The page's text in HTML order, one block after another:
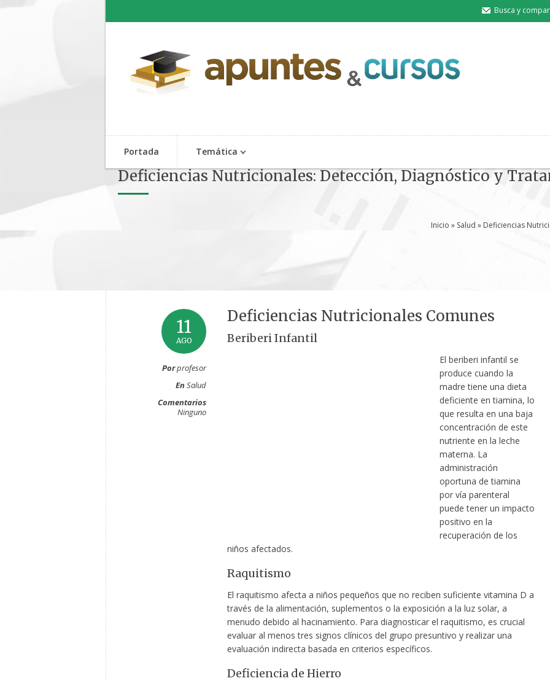
Busca y
Portada Temática
Deficiencias Nutricionales: Detección, Diagnóstico y
Inicio » Salud » Deficiencias
11
AGO
Porprofesor
EnSalud
Comentarios
Ninguno
Deficiencias Nutricionales Comunes
Beriberi Infantil
El beriberi infantil se
produce cuando la
madre tiene una dieta
deficiente en tiamina, lo
que resulta en una baja
concentración de este
nutriente en la leche
materna. La
administración
oportuna de tiamina
por vía parenteral
puede tener un impacto
positivo en la
recuperación de los
niños afectados.
Raquitismo
El raquitismo afecta a niños pequeños que no reciben suficiente vitamina D a
través de la alimentación, suplementos o la exposición a la luz solar, a
menudo debido al hacinamiento. Para diagnosticar el raquitismo, es crucial
evaluar al menos tres signos clínicos del grupo presuntivo y realizar una
evaluación indirecta basada en criterios específicos.
Deficiencia de Hierro